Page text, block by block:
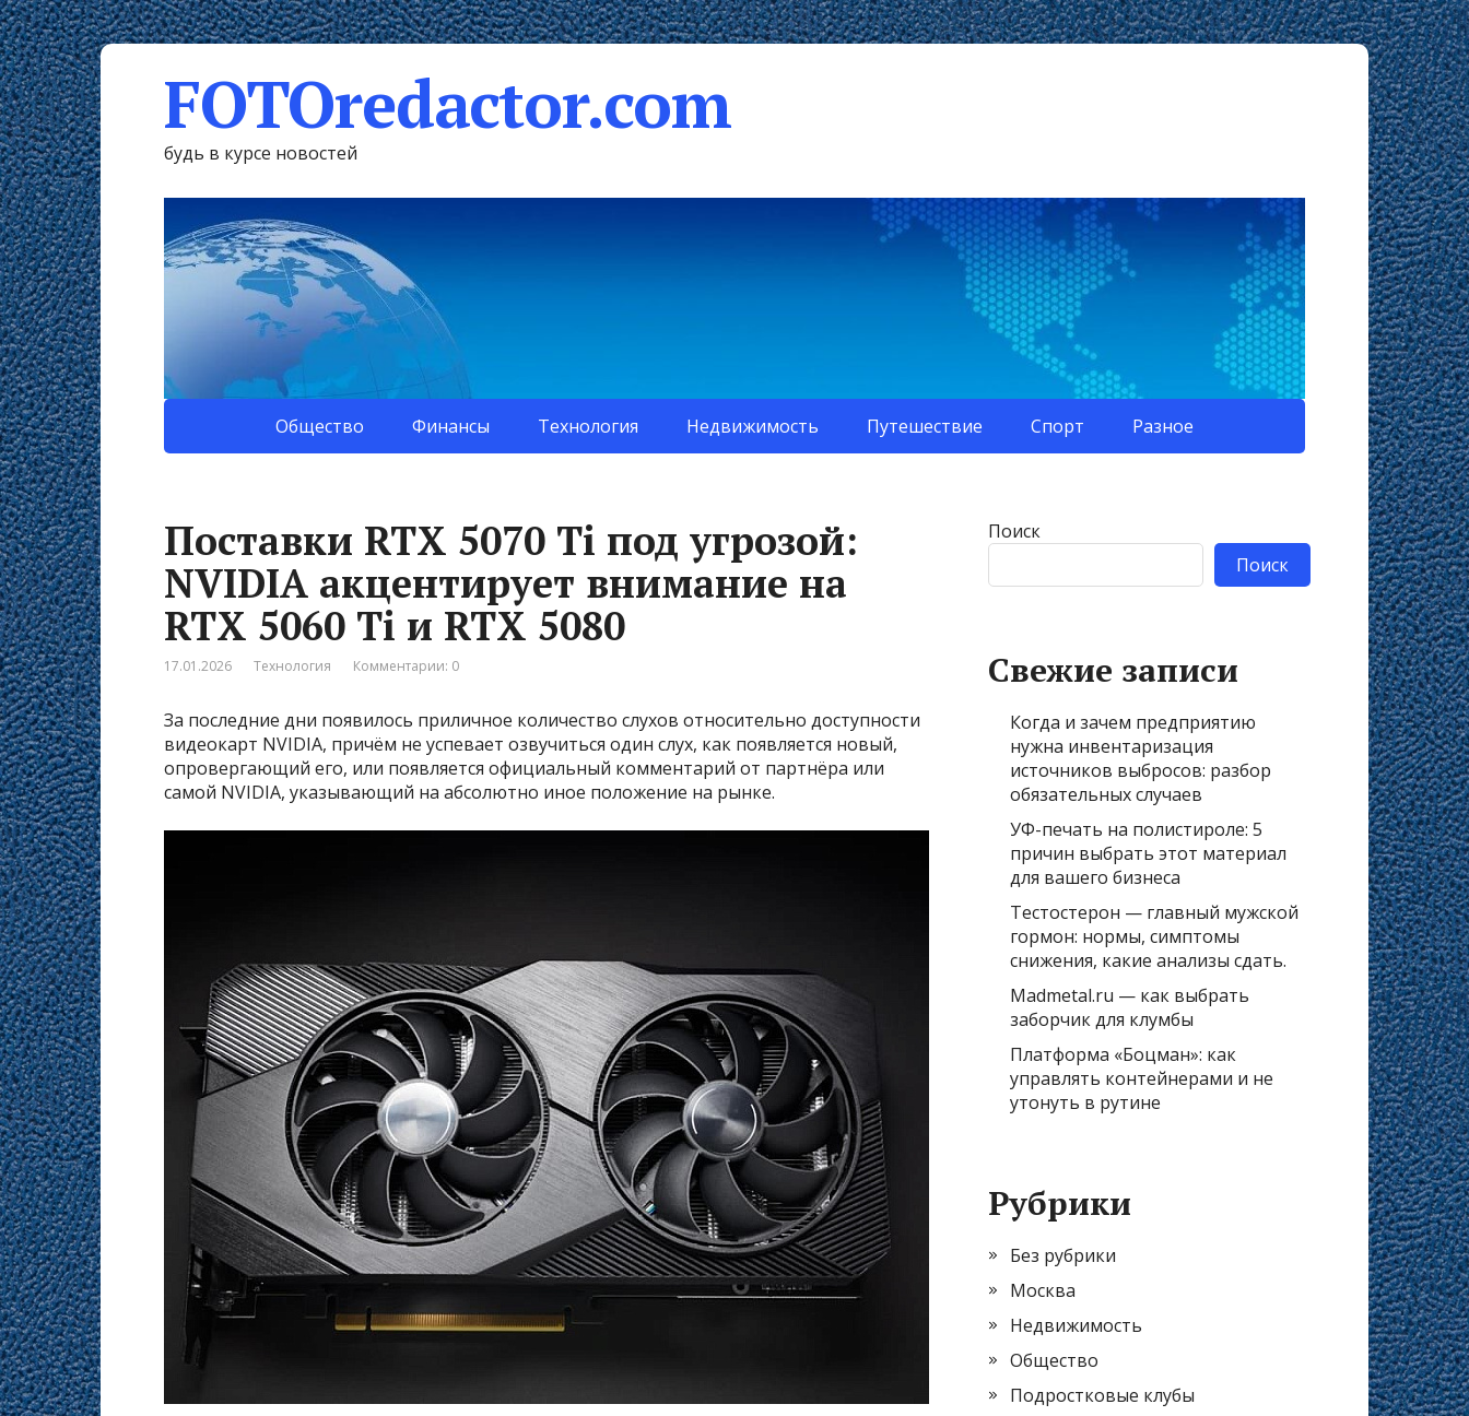
FOTOredactor.com
будь в курсе новостей
Общество Финансы Технология Недвижимость Путешествие Спорт Разное
Поставки RTX 5070 Ti под угрозой:
NVIDIA акцентирует внимание на
RTX 5060 Ti и RTX 5080
17.01.2026 Технология Комментарии: 0
За последние дни появилось приличное количество слухов относительно доступности
видеокарт NVIDIA, причём не успевает озвучиться один слух, как появляется новый,
опровергающий его, или появляется официальный комментарий от партнёра или
самой NVIDIA, указывающий на абсолютно иное положение на рынке.
Поиск
Поиск
Свежие записи
Когда и зачем предприятию
нужна инвентаризация
источников выбросов: разбор
обязательных случаев
УФ-печать на полистироле: 5
причин выбрать этот материал
для вашего бизнеса
Тестостерон — главный мужской
гормон: нормы, симптомы
снижения, какие анализы сдать.
Madmetal.ru — как выбрать
заборчик для клумбы
Платформа «Боцман»: как
управлять контейнерами и не
утонуть в рутине
Рубрики
Без рубрики
Москва
Недвижимость
Общество
Подростковые клубы